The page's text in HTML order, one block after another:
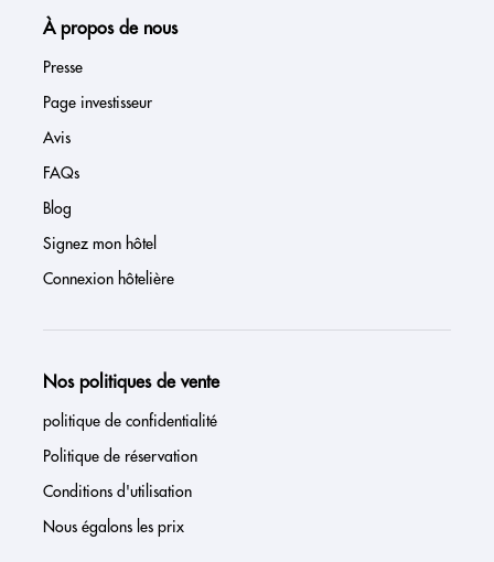
À propos de nous
Presse
Page investisseur
Avis
FAQs
Blog
Signez mon hôtel
Connexion hôtelière
Nos politiques de vente
politique de confidentialité
Politique de réservation
Conditions d'utilisation
Nous égalons les prix